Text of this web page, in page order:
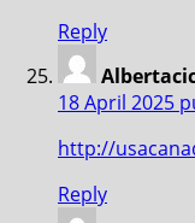
Reply
18 April 2025
http://
Reply